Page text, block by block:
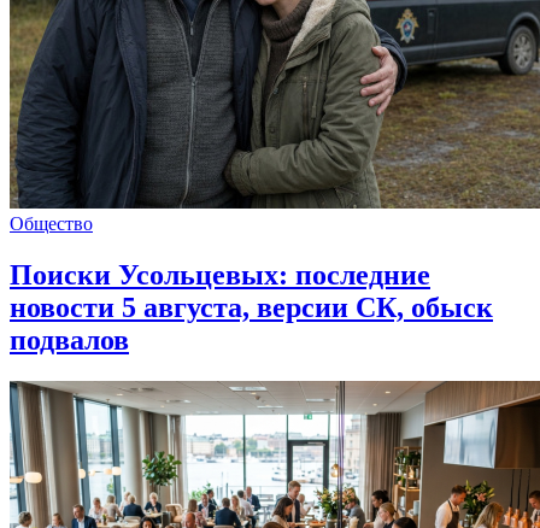
Общество
Поиски Усольцевых: последние
новости 5 августа, версии СК, обыск
подвалов